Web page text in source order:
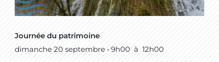
Journée du patrimoine
dimanche 20 septembre • 9h00 à 12h00